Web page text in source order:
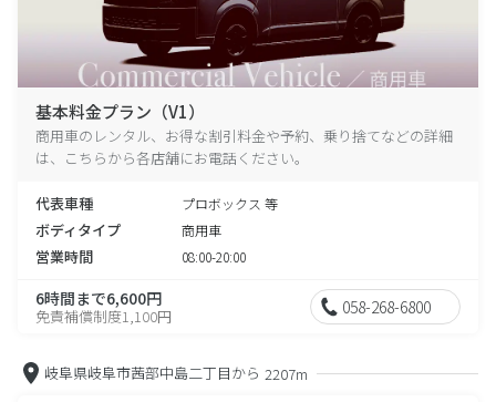
基本料金プラン（V1）
商用車のレンタル、お得な割引料金や予約、乗り捨てなどの詳細
は、こちらから各店舗にお電話ください。
代表車種 プロボックス 等
ボディタイプ 商用車
営業時間 08:00-20:00
6時間まで6,600円
免責補償制度1,100円 058-268-6800
岐阜県岐阜市茜部中島二丁目から 2207m